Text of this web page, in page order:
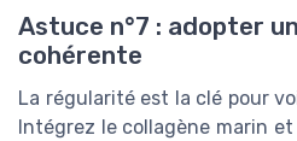
Astuce n°7 : adopter
cohérente
La régularité est la clé pour
Intégrez le collagène marin